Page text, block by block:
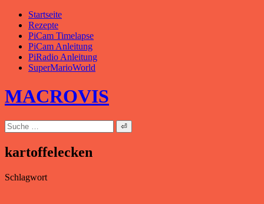
Zum
Inhalt
springen
Startseite
Rezepte
PiCam Timelapse
PiCam Anleitung
PiRadio Anleitung
SuperMarioWorld
MACROVIS
Suche
nach:
kartoffelecken
Schlagwort